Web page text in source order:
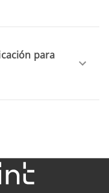
para